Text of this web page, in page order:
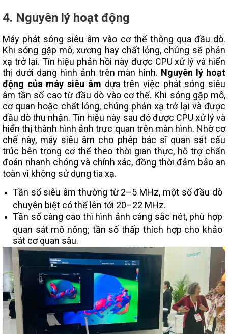
4. Nguyên lý hoạt động
Máy phát sóng siêu âm vào cơ thể thông qua đầu dò.
Khi sóng gặp mô, xương hay chất lỏng, chúng sẽ phản
xạ trở lại. Tín hiệu phản hồi này được CPU xử lý và hiển
thị dưới dạng hình ảnh trên màn hình. Nguyên lý hoạt
động của máy siêu âm dựa trên việc phát sóng siêu
âm tần số cao từ đầu dò vào cơ thể. Khi sóng gặp mô,
cơ quan hoặc chất lỏng, chúng phản xạ trở lại và được
đầu dò thu nhận. Tín hiệu này sau đó được CPU xử lý và
hiển thị thành hình ảnh trực quan trên màn hình. Nhờ cơ
chế này, máy siêu âm cho phép bác sĩ quan sát cấu
trúc bên trong cơ thể theo thời gian thực, hỗ trợ chẩn
đoán nhanh chóng và chính xác, đồng thời đảm bảo an
toàn vì không sử dụng tia xạ.
Tần số siêu âm thường từ 2–5 MHz, một số đầu dò
chuyên biệt có thể lên tới 20–22 MHz.
Tần số càng cao thì hình ảnh càng sắc nét, phù hợp
quan sát mô nông; tần số thấp thích hợp cho khảo
sát cơ quan sâu.